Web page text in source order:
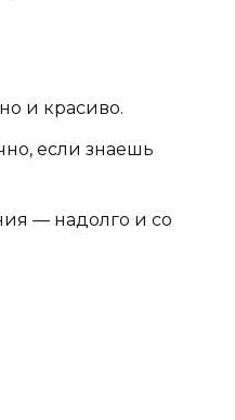
и красиво.
если знаешь
— надолго и со